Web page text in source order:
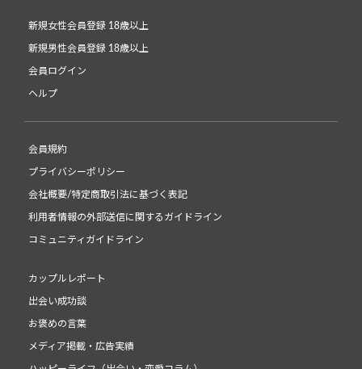
新規女性会員登録 18歳以上
新規男性会員登録 18歳以上
会員ログイン
ヘルプ
会員規約
プライバシーポリシー
会社概要/特定商取引法に基づく表記
利用者情報の外部送信に関するガイドライン
コミュニティガイドライン
カップルレポート
出会い成功談
お褒めの言葉
メディア掲載・広告実績